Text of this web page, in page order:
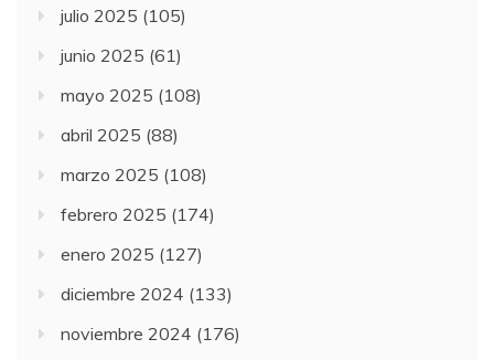
julio 2025 (105)
junio 2025 (61)
mayo 2025 (108)
abril 2025 (88)
marzo 2025 (108)
febrero 2025 (174)
enero 2025 (127)
diciembre 2024 (133)
noviembre 2024 (176)